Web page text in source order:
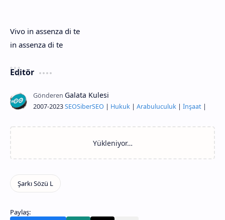
Vivo in assenza di te
in assenza di te
Editör
2007-2023SEOSiberSEO | Hukuk | Arabuluculuk | İnşaat |